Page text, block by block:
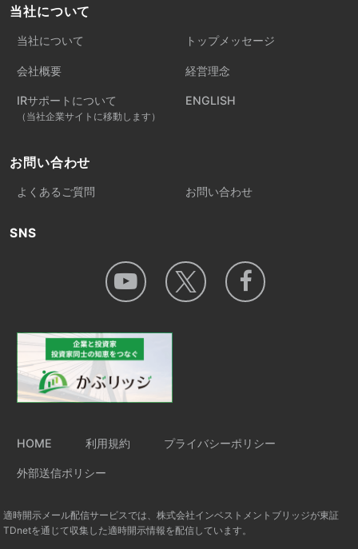
当社について
当社について トップメッセージ
会社概要 経営理念
IRサポートについて
（当社企業サイトに移動します）
ENGLISH
お問い合わせ
よくあるご質問 お問い合わせ
SNS
HOME 利用規約 プライバシーポリシー
外部送信ポリシー
適時開示メール配信サービスでは、株式会社インベストメントブリッジが東証
TDnetを通じて収集した適時開示情報を配信しています。